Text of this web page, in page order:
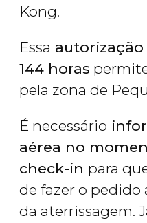
Kong.
Essa
144 horas
pela zona de
É necessário
aérea no
check-in para
de fazer o pedido
da aterrissagem.